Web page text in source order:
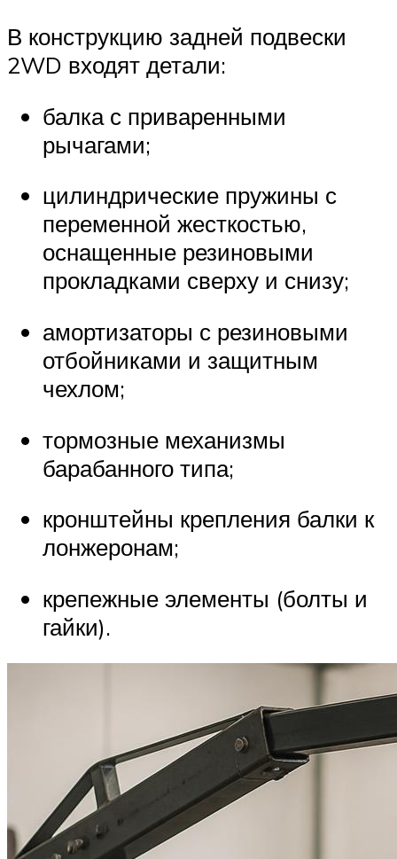
В конструкцию задней подвески
2WD входят детали:
балка с приваренными
рычагами;
цилиндрические пружины с
переменной жесткостью,
оснащенные резиновыми
прокладками сверху и снизу;
амортизаторы с резиновыми
отбойниками и защитным
чехлом;
тормозные механизмы
барабанного типа;
кронштейны крепления балки к
лонжеронам;
крепежные элементы (болты и
гайки).